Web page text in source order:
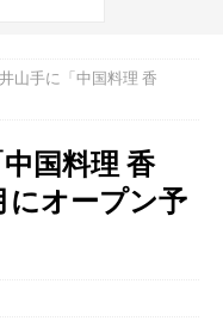
山手に「中国料理 香
国料理 香
オープン予